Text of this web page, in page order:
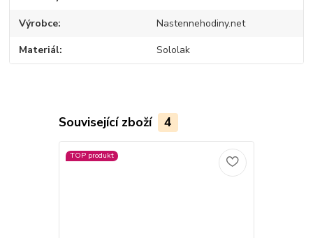
Výrobce Nastennehodiny.net
Materiál Sololak
Související zboží 4
TOP produkt